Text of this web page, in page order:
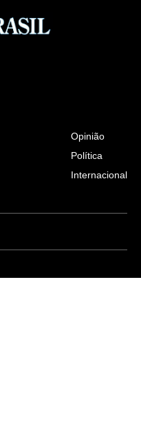
Opinião
Política
Internacional